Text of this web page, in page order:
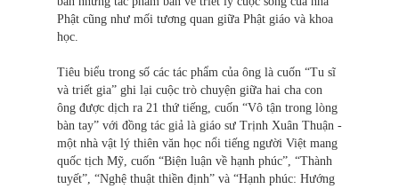
Phật cũng như mối tương quan giữa Phật giáo và khoa
học.
Tiêu biểu trong số các tác phẩm của ông là cuốn “Tu sĩ
và triết gia” ghi lại cuộc trò chuyện giữa hai cha con
ông được dịch ra 21 thứ tiếng, cuốn “Vô tận trong lòng
bàn tay” với đồng tác giả là giáo sư Trịnh Xuân Thuận -
một nhà vật lý thiên văn học nổi tiếng người Việt mang
quốc tịch Mỹ, cuốn “Biện luận về hạnh phúc”, “Thành
tuyết”, “Nghệ thuật thiền định” và “Hạnh phúc: Hướng